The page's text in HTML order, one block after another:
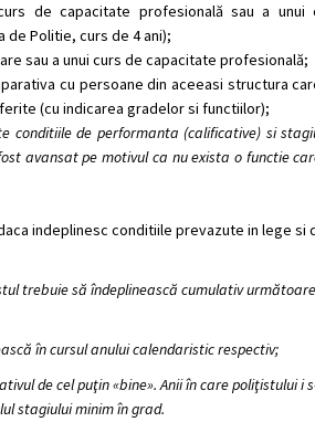
de capacitate profesională sau a unui
Politie, curs de 4 ani);
sau a unui curs de capacitate profesională;
cu persoane din aceeasi structura
(cu indicarea gradelor si functiilor);
conditiile de performanta (calificative) si
avansat pe motivul ca nu exista o functie
indeplinesc conditiile prevazute in lege si
trebuie să îndeplinească cumulativ
în cursul anului calendaristic respectiv;
de cel puţin «bine». Anii în care poliţistului i
stagiului minim în grad.